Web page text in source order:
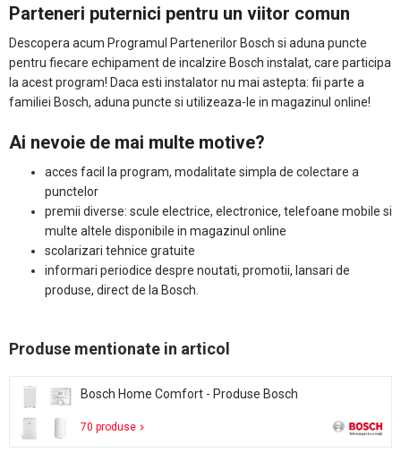
Parteneri puternici pentru un viitor comun
Descopera acum Programul Partenerilor Bosch si aduna puncte
pentru fiecare echipament de incalzire Bosch instalat, care participa
la acest program! Daca esti instalator nu mai astepta: fii parte a
familiei Bosch, aduna puncte si utilizeaza-le in magazinul online!
Ai nevoie de mai multe motive?
acces facil la program, modalitate simpla de colectare a
punctelor
premii diverse: scule electrice, electronice, telefoane mobile si
multe altele disponibile in magazinul online
scolarizari tehnice gratuite
informari periodice despre noutati, promotii, lansari de
produse, direct de la Bosch.
Produse mentionate in articol
Bosch Home Comfort - Produse Bosch
70 produse